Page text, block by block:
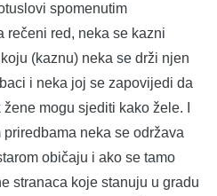
spomenutim
rečeni red, neka se kazni
(kaznu) neka se drži njen
i neka joj se zapovijedi da
mogu sjediti kako žele. I
neka se održava
običaju i ako se tamo
stranaca koje stanuju u gradu